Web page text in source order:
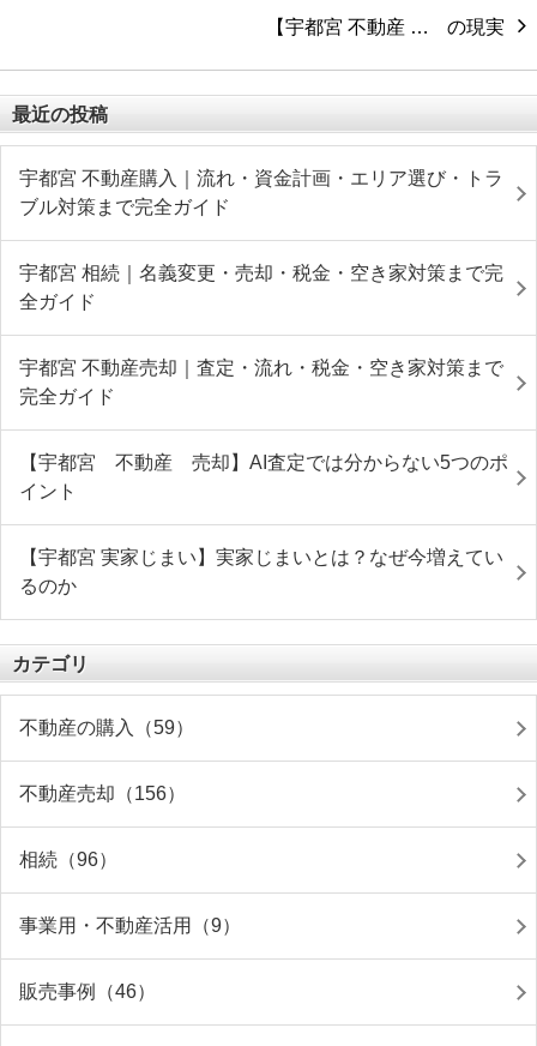
【宇都宮 不動産 …
最近の投稿
宇都宮 不動産購入｜流れ・資金計画・エリア選び・トラ
ブル対策まで完全ガイド
宇都宮 相続｜名義変更・売却・税金・空き家対策まで完
全ガイド
宇都宮 不動産売却｜査定・流れ・税金・空き家対策まで
完全ガイド
【宇都宮 不動産 売却】AI査定では分からない5つのポ
イント
【宇都宮 実家じまい】実家じまいとは？なぜ今増えてい
るのか
カテゴリ
不動産の購入（59）
不動産売却（156）
相続（96）
事業用・不動産活用（9）
販売事例（46）